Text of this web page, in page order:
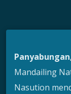
Mandailing
Nasution